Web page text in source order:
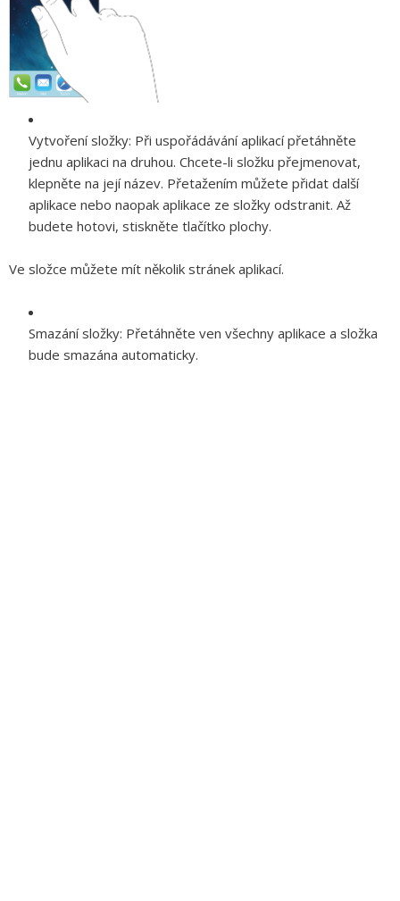
Vytvoření složky: Při uspořádávání aplikací přetáhněte
jednu aplikaci na druhou. Chcete-li složku přejmenovat,
klepněte na její název. Přetažením můžete přidat další
aplikace nebo naopak aplikace ze složky odstranit. Až
budete hotovi, stiskněte tlačítko plochy.
Ve složce můžete mít několik stránek aplikací.
Smazání složky: Přetáhněte ven všechny aplikace a složka
bude smazána automaticky.